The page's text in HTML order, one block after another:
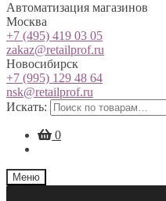
Автоматизация магазинов
Москва
+7 (495) 419 03 05
zakaz@retailprof.ru
Новосибирск
+7 (995) 129 48 64
nsk@retailprof.ru
Искать:
0
Меню